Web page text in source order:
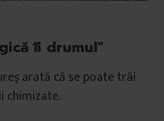
îi drumul”
arată că se poate trăi
chimizate.